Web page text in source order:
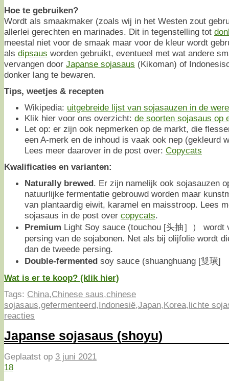
Hoe te gebruiken?
Wordt als smaakmaker (zoals wij in het Westen zout
allerlei gerechten en marinades. Dit in tegenstelling tot
meestal niet voor de smaak maar voor de kleur wordt
als dipsaus worden gebruikt, eventueel met wat andere
vervangen door Japanse sojasaus (Kikoman) of
donker lang te bewaren.
Tips, weetjes & recepten
Wikipedia: uitgebreide lijst van sojasauzen in de
Klik hier voor ons overzicht: de soorten sojasaus op
Let op: er zijn ook nepmerken op de markt, die
een A-merk en de inhoud is vaak ook nep (gekleurd
Lees meer daarover in de post over: Copycats
Kwalificaties en varianten:
Naturally brewed. Er zijn namelijk ook sojasauzen
natuurlijke fermentatie gebrouwd worden maar
van plantaardig eiwit, karamel en maisstroop. Lees
sojasaus in de post over copycats.
Premium Light Soy sauce (touchou [头抽］） wordt
persing van de sojabonen. Net als bij olijfolie wordt
dan de tweede persing.
Double-fermented soy sauce (shuanghuang [雙璜]
Wat is er te koop? (klik hier)
Tags: China,Chinese saus,chinese
sojasaus,gefermenteerd,Indonesië,Japan,Korea,lichte
reacties
Japanse sojasaus (shoyu)
Geplaatst op 3 juni 2021
18